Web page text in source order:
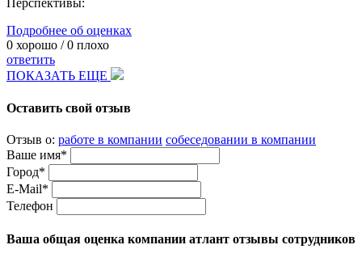
Перспективы:
Подробнее об оценках
0 хорошо /0 плохо
ответить
ПОКАЗАТЬ ЕЩЕ
Оставить свой отзыв
Отзыв о: работе в компании собеседовании в компании
Ваше имя*
Город*
E-Mail*
Телефон
Ваша общая оценка компании атлант отзывы сотрудников